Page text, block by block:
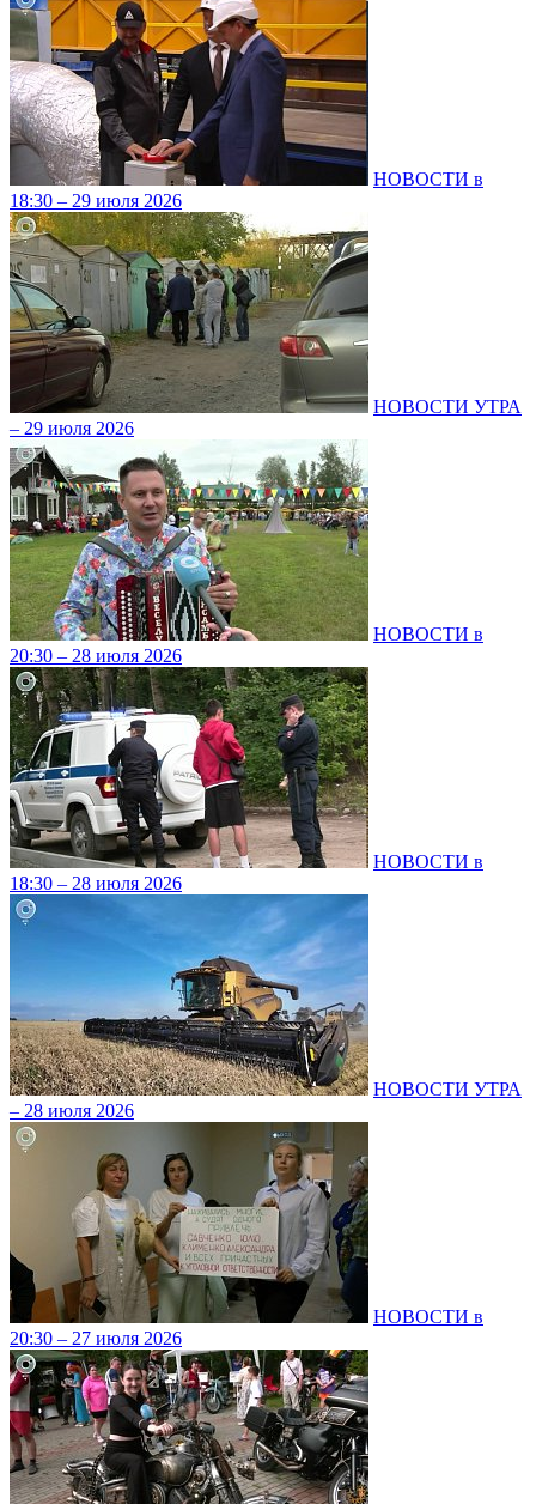
НОВОСТИ в
18:30 – 29 июля 2026
НОВОСТИ УТРА
– 29 июля 2026
НОВОСТИ в
20:30 – 28 июля 2026
НОВОСТИ в
18:30 – 28 июля 2026
НОВОСТИ УТРА
– 28 июля 2026
НОВОСТИ в
20:30 – 27 июля 2026